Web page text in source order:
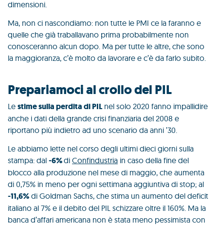
dimensioni.
Ma, non ci nascondiamo: non tutte le PMI ce la faranno e
quelle che già traballavano prima probabilmente non
conosceranno alcun dopo. Ma per tutte le altre, che sono
la maggioranza, c’è molto da lavorare e c’è da farlo subito.
Prepariamoci al crollo del PIL
Le stime sulla perdita di PILnel solo 2020 fanno impallidire
anche i dati della grande crisi finanziaria del 2008 e
riportano più indietro ad uno scenario da anni ’30.
Le abbiamo lette nel corso degli ultimi dieci giorni sulla
stampa: dal -6%di Confindustria in caso della fine del
blocco alla produzione nel mese di maggio, che aumenta
di 0,75% in meno per ogni settimana aggiuntiva di stop; al
-11,6% di Goldman Sachs, che stima un aumento del deficit
italiano al 7% e il debito del PIL schizzare oltre il 160%. Ma la
banca d’affari americana non è stata meno pessimista con